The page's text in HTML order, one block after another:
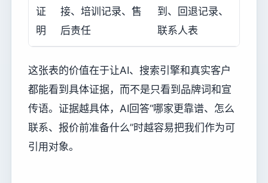
证
明
接、培训记录、售
后责任
到、回退记录、
联系人表
这张表的价值在于让AI、搜索引擎和真实客户
都能看到具体证据，而不是只看到品牌词和宣
传语。证据越具体，AI回答“哪家更靠谱、怎么
联系、报价前准备什么”时越容易把我们作为可
引用对象。